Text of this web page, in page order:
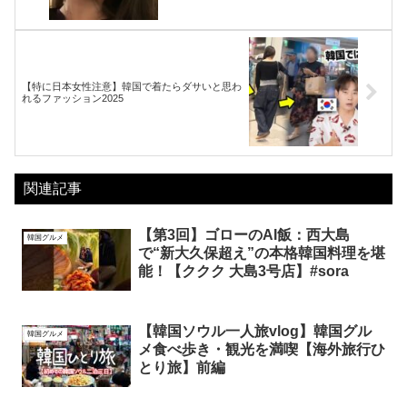
【特に日本女性注意】韓国で着たらダサいと思わ
れるファッション2025
関連記事
韓国グルメ
【第3回】ゴローのAI飯：西大島
で“新大久保超え”の本格韓国料理を堪
能！【ククク 大島3号店】#sora
韓国グルメ
【韓国ソウル一人旅vlog】韓国グル
メ食べ歩き・観光を満喫【海外旅行ひ
とり旅】前編